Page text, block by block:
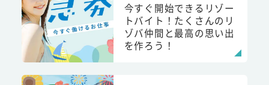
今すぐ開始できるリゾー
トバイト！たくさんのリ
ゾバ仲間と最高の思い出
を作ろう！